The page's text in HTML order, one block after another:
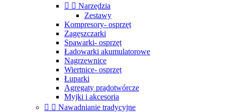
  Narzędzia
Zestawy
Kompresory- osprzęt
Zagęszczarki
Spawarki- osprzęt
Ładowarki akumulatorowe
Nagrzewnice
Wiertnice- osprzęt
Łuparki
Agregaty prądotwórcze
Myjki i akcesoria
  Nawadnianie tradycyjne